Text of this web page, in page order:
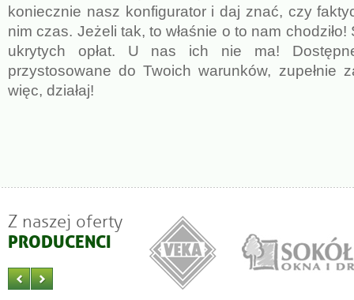
koniecznie nasz konfigurator i daj znać, czy
nim czas. Jeżeli tak, to właśnie o to nam
ukrytych opłat. U nas ich nie ma!
przystosowane do Twoich warunków, zupełnie
więc, działaj!
Z naszej oferty
PRODUCENCI